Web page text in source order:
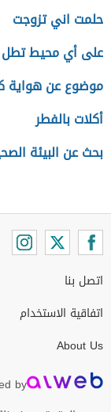
حلمت اني تزوجت
على أي محيط
موضوع عن هواية
أكلات بالفطر
بحث عن البيئة
اتصل بنا
اتفاقية الاستخدام
About Us
by